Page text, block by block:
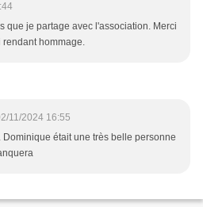
que je partage avec l'association. Merci
hommage.
11/2024 16:55
Dominique était une très belle personne